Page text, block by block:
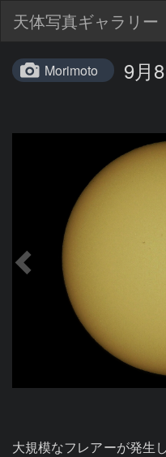
天体写真ギャラリー
Morimoto 9月
大規模なフレアーが発生